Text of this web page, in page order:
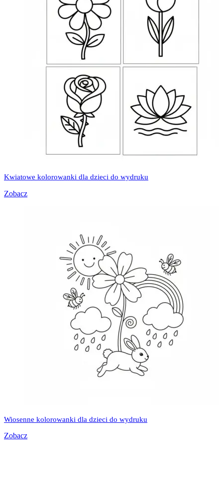
Kwiatowe kolorowanki dla dzieci do wydruku
Zobacz
Wiosenne kolorowanki dla dzieci do wydruku
Zobacz